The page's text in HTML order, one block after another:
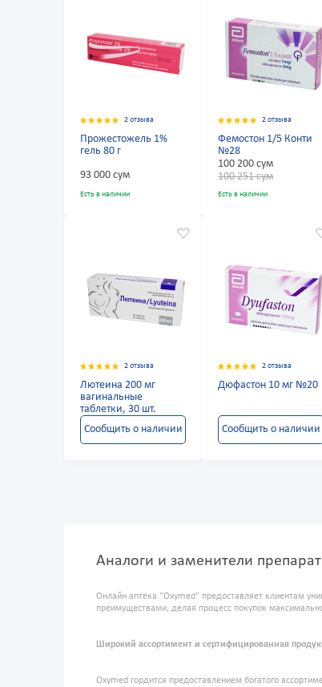
2 отзыва
Прожестожель 1%
гель 80 г
93 000 сум
Есть в наличии
2 отзыва
Фемостон 1/5 Конти
№28
100 200 сум
100 251 сум
Есть в наличии
2 отзыва
Лютеина 200 мг
вагинальные
таблетки, 30 шт.
Сообщить о наличии
2 отзыва
Дюфастон 10 мг №20
Сообщить о наличии
Аналоги и заменители
Онлайн аптека "Oxymed" предоставляет клиентам
преимуществами, делая процесс покупок
Широкий ассортимент и сертифицированная
Oxymed гордится предоставлением богатого